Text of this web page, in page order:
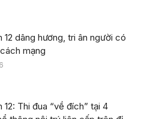
12 dâng hương, tri ân người có
mạng
12: Thi đua “về đích” tại 4